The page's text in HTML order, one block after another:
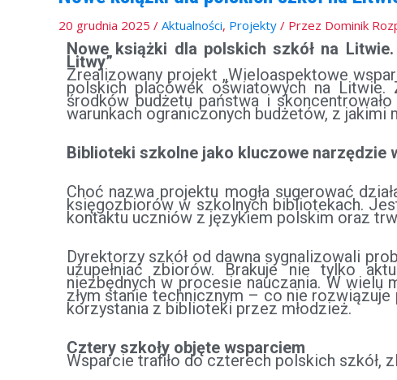
20 grudnia 2025 / Aktualności, Projekty / Przez Dominik
Nowe książki dla polskich szkół na
Litwy”
Zrealizowany projekt „Wieloaspektowe
polskich placówek oświatowych na Litwie.
środków budżetu państwa i
warunkach ograniczonych budżetów, z jakimi
Biblioteki szkolne jako kluczowe narzędzie
Choć nazwa projektu mogła sugerować
księgozbiorów w szkolnych bibliotekach.
kontaktu uczniów z językiem polskim oraz
Dyrektorzy szkół od dawna sygnalizowali
uzupełniać zbiorów. Brakuje nie tylko
niezbędnych w procesie nauczania. W
złym stanie technicznym – co nie
korzystania z biblioteki przez młodzież.
Cztery szkoły objęte wsparciem
Wsparcie trafiło do czterech polskich szkół,